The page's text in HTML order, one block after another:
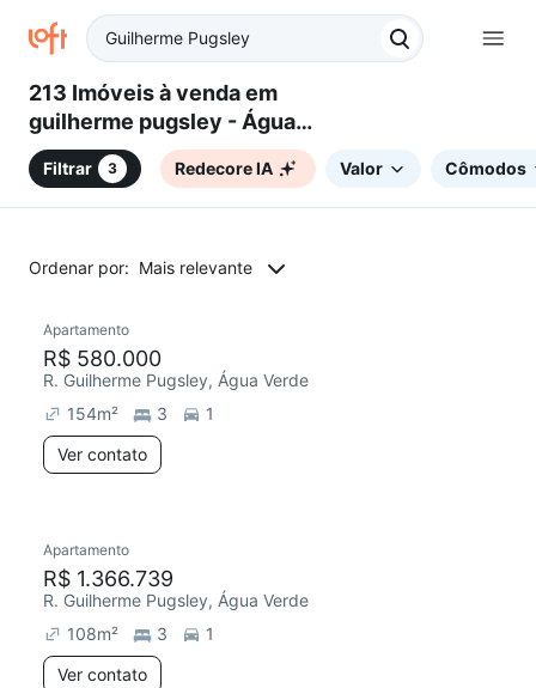
213 Imóveis à venda em
guilherme pugsley - Água
Verde, Curitiba, PR
Filtrar 3 Redecore IA Valor Cômodos
Ordenar por: Mais relevante
Apartamento
R$ 580.000
R. Guilherme Pugsley, Água Verde
154m² 3
1
Ver contato
Redecorar
Apartamento
R$ 1.366.739
R. Guilherme Pugsley, Água Verde
108m² 3
1
Ver contato